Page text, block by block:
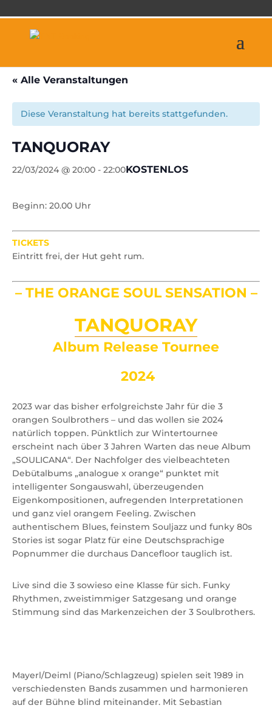
« Alle Veranstaltungen
Diese Veranstaltung hat bereits stattgefunden.
TANQUORAY
22/03/2024 @ 20:00 - 22:00KOSTENLOS
Beginn: 20.00 Uhr
TICKETS
Eintritt frei, der Hut geht rum.
– THE ORANGE SOULSENSATION –
TANQUORAY
Album Release Tournee
2024
2023 war das bisher erfolgreichste Jahr für die 3
orangen Soulbrothers – und das wollen sie 2024
natürlich toppen. Pünktlich zur Wintertournee
erscheint nach über 3 Jahren Warten das neue Album
„SOULICANA“. Der Nachfolger des vielbeachteten
Debütalbums „analogue x orange“ punktet mit
intelligenter Songauswahl, überzeugenden
Eigenkompositionen, aufregenden Interpretationen
und ganz viel orangem Feeling. Zwischen
authentischem Blues, feinstem Souljazz und funky 80s
Stories ist sogar Platz für eine Deutschsprachige
Popnummer die durchaus Dancefloor tauglich ist.
Live sind die 3 sowieso eine Klasse für sich. Funky
Rhythmen, zweistimmiger Satzgesang und orange
Stimmung sind das Markenzeichen der 3 Soulbrothers.
Mayerl/Deiml (Piano/Schlagzeug) spielen seit 1989 in
verschiedensten Bands zusammen und harmonieren
auf der Bühne blind miteinander. Mit Sebastian